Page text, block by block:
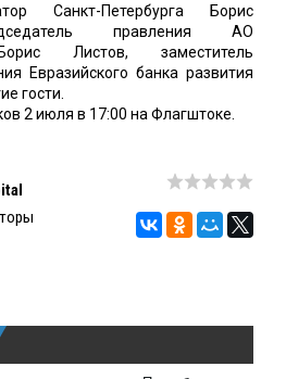
Санкт-Петербурга Борис
правления АО
Листов, заместитель
Евразийского банка развития
гости.
2 июля в 17:00 на Флагштоке.